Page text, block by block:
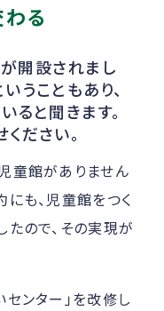
る
開設されまし
うこともあり、
ると聞きます。
ださい。
童館がありません
も、児童館をつく
ので、その実現が
ンター」を改修し